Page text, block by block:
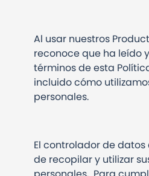
Al usar nuestros
reconoce que ha leído
términos de esta
incluido cómo
personales.
El controlador de datos
de recopilar y utilizar